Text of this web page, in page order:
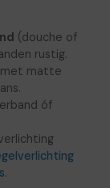
(douche of
rustig.
met matte
óf
.